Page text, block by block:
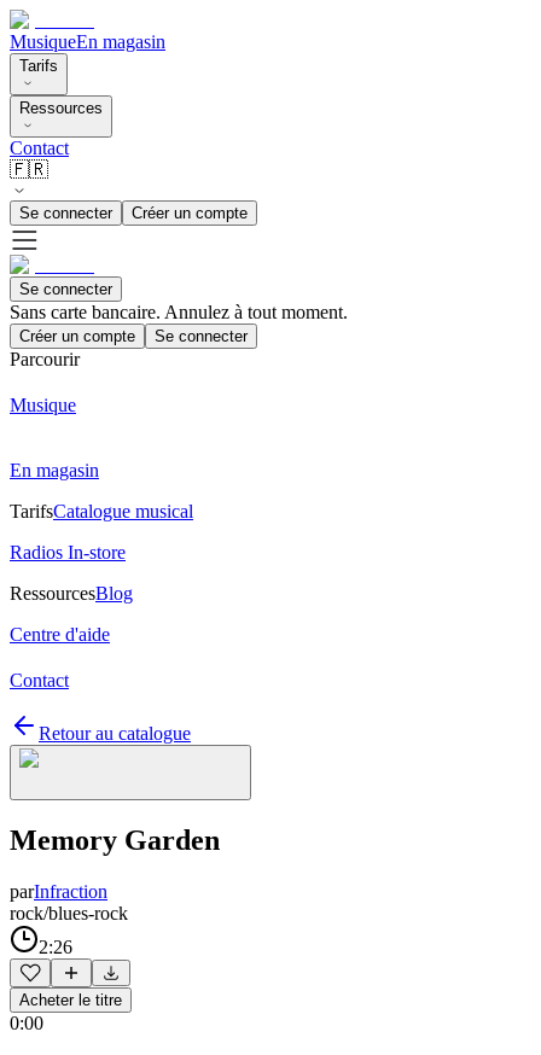
MusiqueEn magasin
Tarifs
Ressources
Contact
🇫🇷
Se connecter Créer un compte
Se connecter
Sans carte bancaire. Annulez à tout moment.
Créer un compte Se connecter
Parcourir
Musique
En magasin
TarifsCatalogue musical
Radios In-store
RessourcesBlog
Centre d'aide
Contact
Retour au catalogue
Memory Garden
parInfraction
rock/blues-rock
2:26
Acheter le titre
0:00